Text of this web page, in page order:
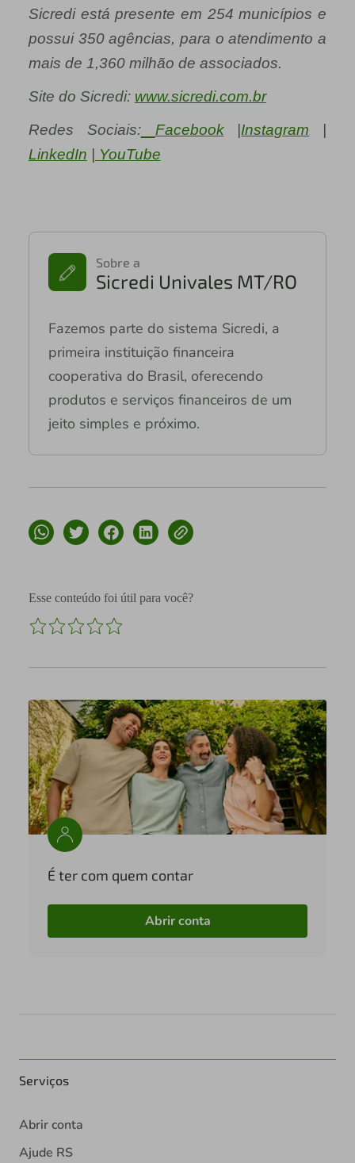
Sicredi está presente em 254 municípios e
possui 350 agências, para o atendimento a
mais de 1,360 milhão de associados.
Site do Sicredi: www.sicredi.com.br
Redes Sociais:
Facebook|Instagram |
LinkedIn | YouTube
Sobre a
Sicredi Univales MT/RO
Fazemos parte do sistema Sicredi, a
primeira instituição financeira
cooperativa do Brasil, oferecendo
produtos e serviços financeiros de um
jeito simples e próximo.
Esse conteúdo foi útil para você?
É ter com quem contar
Abrir conta
Serviços
Abrir conta
Ajude RS